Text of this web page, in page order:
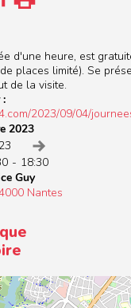
d'une heure, est
places limité). Se
de la visite.
:
2023/09/04/
2023
- 18:30
Guy
Nantes